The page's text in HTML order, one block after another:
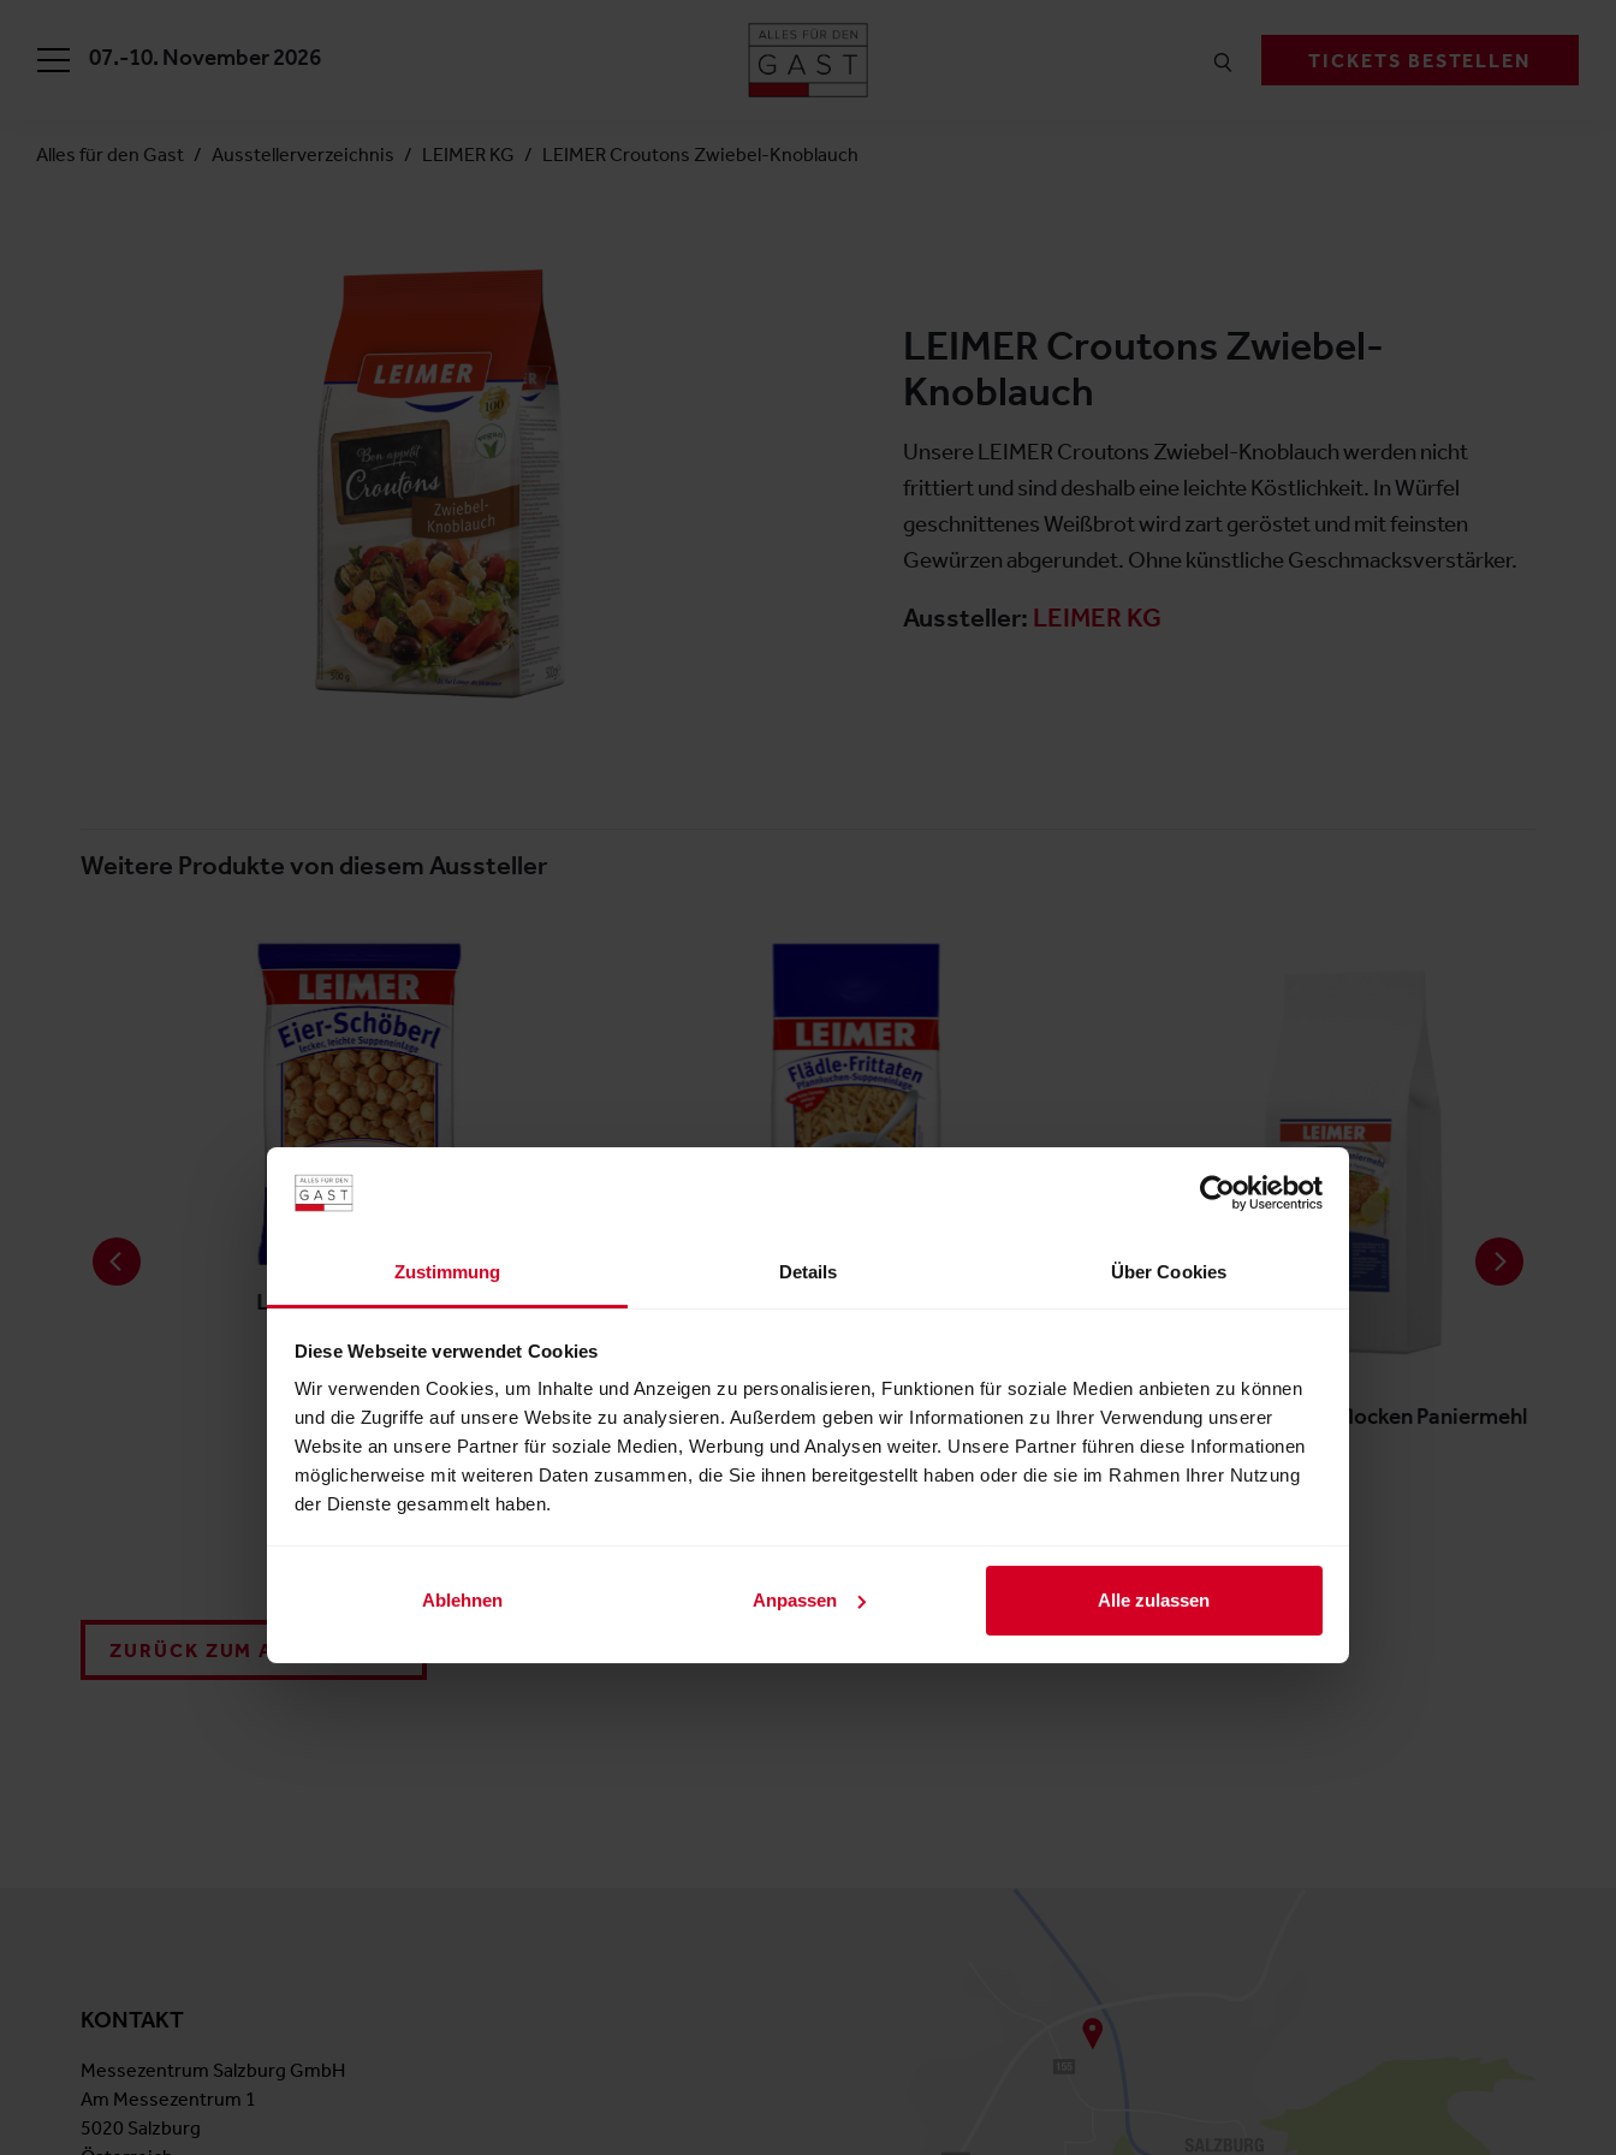
Zustimmung Details Über Cookies
Diese Webseite verwendet Cookies
Wir verwenden Cookies, um Inhalte und Anzeigen zu personalisieren, Funktionen für soziale Medien anbieten zu können
und die Zugriffe auf unsere Website zu analysieren. Außerdem geben wir Informationen zu Ihrer Verwendung unserer
Website an unsere Partner für soziale Medien, Werbung und Analysen weiter. Unsere Partner führen diese Informationen
möglicherweise mit weiteren Daten zusammen, die Sie ihnen bereitgestellt haben oder die sie im Rahmen Ihrer Nutzung
der Dienste gesammelt haben.
Ablehnen Anpassen Alle zulassen
07.-10. November 2026 TICKETS BESTELLEN
Alles für den Gast Ausstellerverzeichnis LEIMER KG LEIMER Croutons Zwiebel-Knoblauch
LEIMER Croutons Zwiebel-
Knoblauch
Unsere LEIMER Croutons Zwiebel-Knoblauch werden nicht
frittiert und sind deshalb eine leichte Köstlichkeit. In Würfel
geschnittenes Weißbrot wird zart geröstet und mit feinsten
Gewürzen abgerundet. Ohne künstliche Geschmacksverstärker.
Aussteller: LEIMER KG
Weitere Produkte von diesem Aussteller
LEIMER Eierschöberl
LEIMER Gerstenflocken Paniermehl
ZURÜCK ZUM AUSSTELLER
KONTAKT
Messezentrum Salzburg GmbH
Am Messezentrum 1
5020 Salzburg